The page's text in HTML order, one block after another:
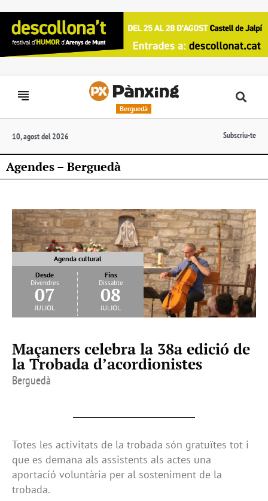
Berguedà
10, agost del 2026 Subscriu-te
Agendes – Berguedà
Agenda cultural
Desde
Divendres
07
juliol
Fins
Dissabte
08
juliol
Maçaners celebra la 38a edició de
la Trobada d’acordionistes
Berguedà
Totes les activitats de la trobada són gratuïtes tot i
que es demana als assistents als actes una
aportació voluntària per al sosteniment de la
trobada.